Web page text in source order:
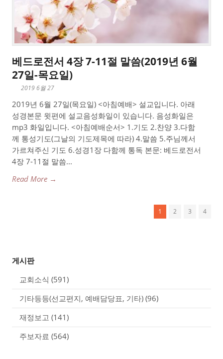
베드로전서 4장 7-11절 말씀(2019년 6월
27일-목요일)
2019 6월 27
2019년 6월 27일(목요일) <아침예배> 설교입니다. 아래
성경본문 윗편에 설교음성화일이 있습니다. 음성화일은
mp3 화일입니다. <아침예배순서> 1.기도 2.찬양 3.다함
께 통성기도(그날의 기도제목에 따라) 4.말씀 5.주님께서
가르쳐주신 기도 6.성경1장 다함께 통독 본문: 베드로전서
4장 7-11절 말씀...
Read More →
1 2 3 4
게시판
교회소식 (591)
기타등등(선교편지, 예배담당표, 기타) (96)
재정보고 (141)
주보자료 (564)